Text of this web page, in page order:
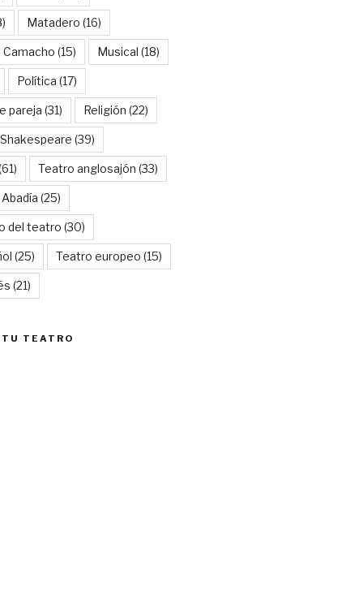
Matadero (16)
(15) Musical (18)
Política (17)
pareja (31) Religión (22)
Shakespeare (39)
Teatro anglosajón (33)
(25)
del teatro (30)
(25) Teatro europeo (15)
(21)
TEATRO